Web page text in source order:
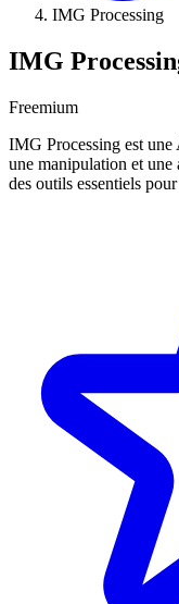
IMG Processing
IMG
Freemium
IMG Processing est
une manipulation et une
des outils essentiels